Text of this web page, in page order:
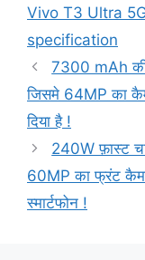
Vivo T3 Ultra
specification
7300 mAh
जिसमे 64MP का
दिया है !
240W फ़ास्ट
60MP का फ्रंट
स्मार्टफोन !